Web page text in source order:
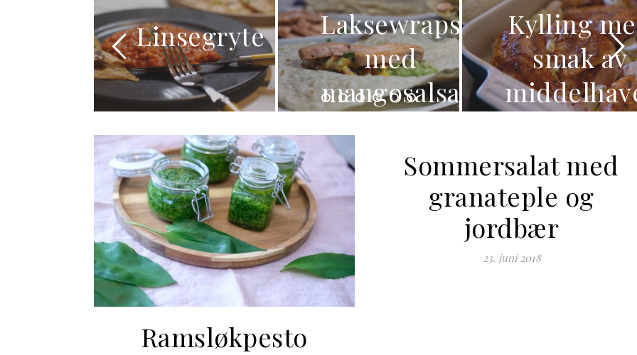
Linsegryte
Laksewraps
med
mangosalsa
Kylling med
smak av
middelhavet
Ramsløkpesto
Sommersalat med
granateple og
jordbær
23. juni 2018